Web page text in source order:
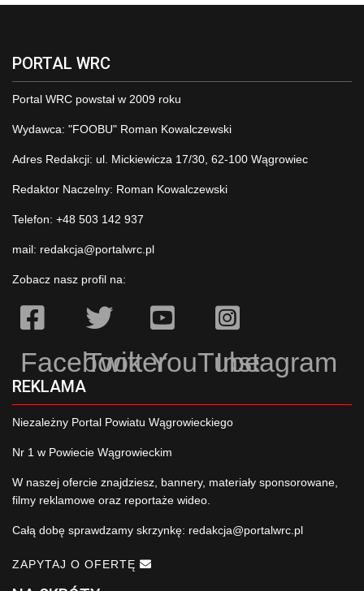
PORTAL WRC
Portal WRC powstał w 2009 roku
Wydawca: "FOOBU" Roman Kowalczewski
Adres Redakcji: ul. Mickiewicza 17/30, 62-100 Wągrowiec
Redaktor Naczelny: Roman Kowalczewski
Telefon: +48 503 142 937
mail: redakcja@portalwrc.pl
Zobacz nasz profil na:
Facebook
TwitterYouTubeInstagram
REKLAMA
Niezależny Portal Powiatu Wągrowieckiego
Nr 1 w Powiecie Wągrowieckim
W naszej ofercie znajdziesz, bannery, materiały sponsorowane,
filmy reklamowe oraz reportaże wideo.
Całą dobę sprawdzamy skrzynkę: redakcja@portalwrc.pl
ZAPYTAJ O OFERTĘ